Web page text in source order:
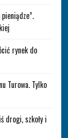
rynek do
Turowa. Tylko
drogi, szkoły i